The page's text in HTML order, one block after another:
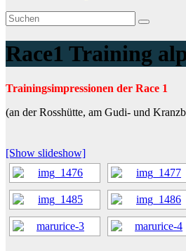
Race1 Training
Trainingsimpressionen der Race 1
(an der Rosshütte, am Gudi- und
[Show slideshow]